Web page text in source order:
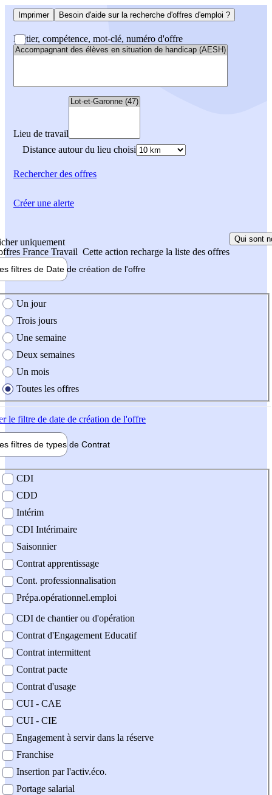
Imprimer Besoin d'aide sur la recherche d'offres d'emploi ?
Métier, compétence, mot-clé, numéro d'offre
Lieu de travail
Distance autour du lieu choisi
Rechercherdes offres
uniquement
France Travail Cette action recharge la liste des offres
Qui sont
filtres de Date de création de l'offre
création de l'offre
Un jour
Trois jours
Une semaine
Deux semaines
Un mois
Toutes les offres
le filtre de date de création de l'offre
filtres de types de Contrat
contrat
CDI
CDD
Intérim
CDI Intérimaire
Saisonnier
Contrat apprentissage
Cont. professionnalisation
Prépa.opérationnel.emploi
CDI de chantier ou d'opération
Contrat d'Engagement Educatif
Contrat intermittent
Contrat pacte
Contrat d'usage
CUI - CAE
CUI - CIE
Engagement à servir dans la réserve
Franchise
Insertion par l'activ.éco.
Portage salarial
Créer une alerte